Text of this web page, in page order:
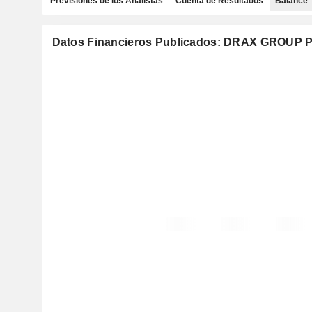
Datos Financieros Publicados: DRAX GROUP